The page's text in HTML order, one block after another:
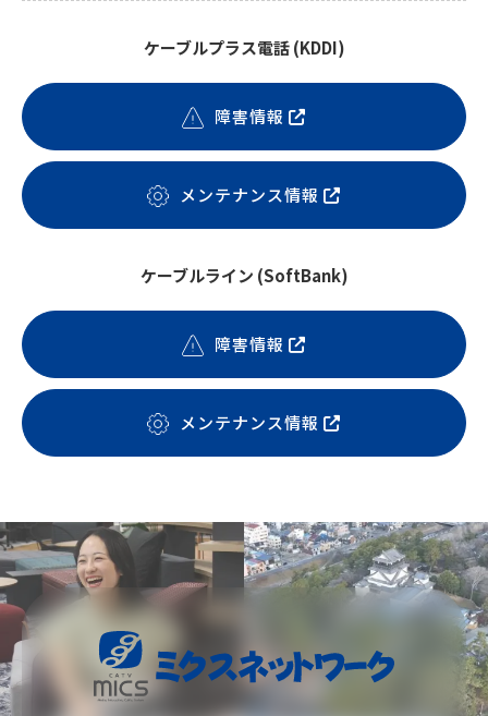
ケーブルプラス電話 (KDDI)
障害情報
メンテナンス情報
ケーブルライン (SoftBank)
障害情報
メンテナンス情報